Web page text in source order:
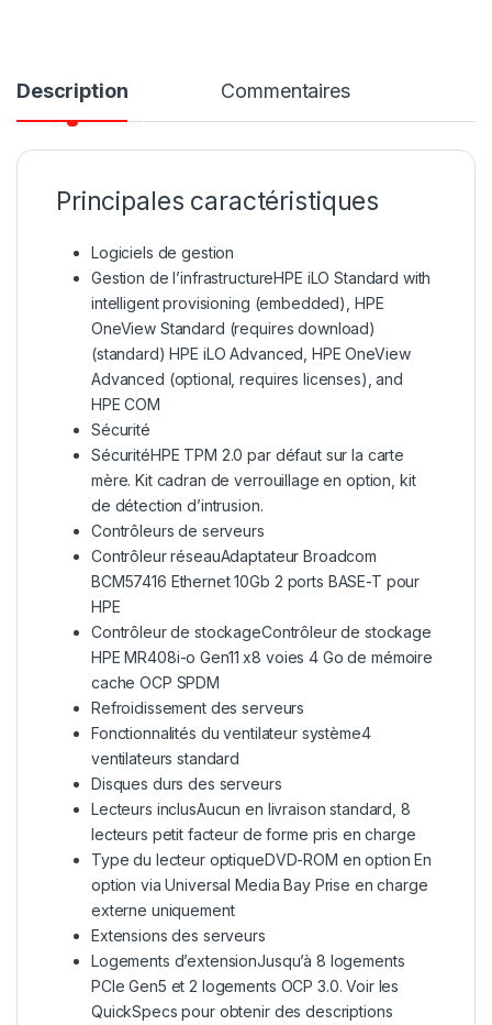
Description Commentaires
Principales caractéristiques
Logiciels de gestion
Gestion de l’infrastructureHPE iLO Standard with
intelligent provisioning (embedded), HPE
OneView Standard (requires download)
(standard) HPE iLO Advanced, HPE OneView
Advanced (optional, requires licenses), and
HPE COM
Sécurité
SécuritéHPE TPM 2.0 par défaut sur la carte
mère. Kit cadran de verrouillage en option, kit
de détection d’intrusion.
Contrôleurs de serveurs
Contrôleur réseauAdaptateur Broadcom
BCM57416 Ethernet 10Gb 2 ports BASE-T pour
HPE
Contrôleur de stockageContrôleur de stockage
HPE MR408i-o Gen11 x8 voies 4 Go de mémoire
cache OCP SPDM
Refroidissement des serveurs
Fonctionnalités du ventilateur système4
ventilateurs standard
Disques durs des serveurs
Lecteurs inclusAucun en livraison standard, 8
lecteurs petit facteur de forme pris en charge
Type du lecteur optiqueDVD-ROM en option En
option via Universal Media Bay Prise en charge
externe uniquement
Extensions des serveurs
Logements d’extensionJusqu’à 8 logements
PCIe Gen5 et 2 logements OCP 3.0. Voir les
QuickSpecs pour obtenir des descriptions